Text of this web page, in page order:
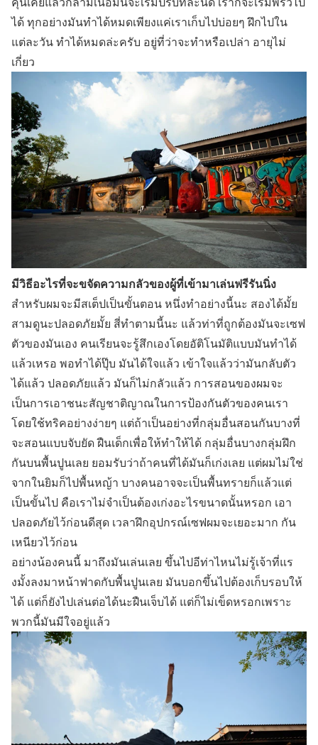
ได้ ทุกอย่างมันทำได้หมดเพียงแค่เราเก็บไปบ่อยๆ ฝึกไปใน
แต่ละวัน ทำได้หมดล่ะครับ อยู่ที่ว่าจะทำหรือเปล่า อายุไม่
เกี่ยว
มีวิธีอะไรที่จะขจัดความกลัวของผู้ที่เข้ามาเล่นฟรีรันนิ่ง
สำหรับผมจะมีสเต็ปเป็นขั้นตอน หนึ่งทำอย่างนี้นะ สองได้มั้ย
สามดูนะปลอดภัยมั้ย สี่ทำตามนี้นะ แล้วท่าที่ถูกต้องมันจะเซฟ
ตัวของมันเอง คนเรียนจะรู้สึกเองโดยอัติโนมัติแบบมันทำได้
แล้วเหรอ พอทำได้ปุ๊บ มันได้ใจแล้ว เข้าใจแล้วว่ามันกลับตัว
ได้แล้ว ปลอดภัยแล้ว มันก็ไม่กลัวแล้ว การสอนของผมจะ
เป็นการเอาชนะสัญชาติญาณในการป้องกันตัวของคนเรา
โดยใช้ทริคอย่างง่ายๆ แต่ถ้าเป็นอย่างที่กลุ่มอื่นสอนกันบางที่
จะสอนแบบจับยัด ฝืนเด็กเพื่อให้ทำให้ได้ กลุ่มอื่นบางกลุ่มฝึก
กันบนพื้นปูนเลย ยอมรับว่าถ้าคนที่ได้มันก็เก่งเลย แต่ผมไม่ใช่
จากในยิมก็ไปพื้นหญ้า บางคนอาจจะเป็นพื้นทรายก็แล้วแต่
เป็นขั้นไป คือเราไม่จำเป็นต้องเก่งอะไรขนาดนั้นหรอก เอา
ปลอดภัยไว้ก่อนดีสุด เวลาฝึกอุปกรณ์เซฟผมจะเยอะมาก กัน
เหนียวไว้ก่อน
อย่างน้องคนนี้ มาถึงมันเล่นเลย ขึ้นไปอีท่าไหนไม่รู้เจ้าที่แร
งมั้งลงมาหน้าฟาดกับพื้นปูนเลย มันบอกขึ้นไปต้องเก็บรอบให้
ได้ แต่ก็ยังไปเล่นต่อได้นะฝืนเจ็บได้ แต่ก็ไม่เข็ดหรอกเพราะ
พวกนี้มันมีใจอยู่แล้ว